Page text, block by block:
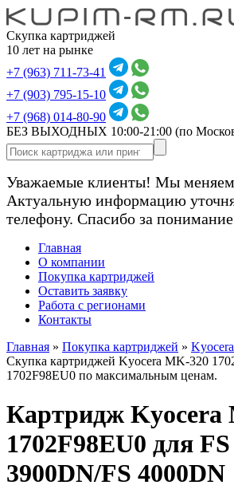
Скупка картриджей
10 лет на рынке
+7 (963) 711-73-41
+7 (903) 795-15-10
+7 (968) 014-80-90
БЕЗ ВЫХОДНЫХ 10:00-21:00 (по
Уважаемые клиенты! Мы меняем
Актуальную информацию
телефону. Спасибо за
Главная
О компании
Покупка картриджей
Оставить заявку
Работа с регионами
Контакты
Главная » Покупка картриджей » Kyocera
Скупка картриджей Kyocera MK-320
1702F98EU0 по максимальным ценам.
Картридж Kyocera
1702F98EU0 для FS
3900DN/FS 4000DN